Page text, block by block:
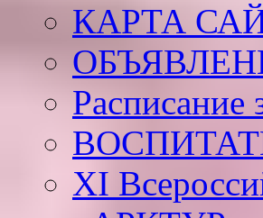
КАРТА
Расписание
XI